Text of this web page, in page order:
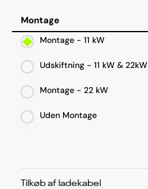
Montage
Montage - 11 kW
Udskiftning - 11 kW & 22kW
Montage - 22 kW
Uden Montage
Tilkøb af ladekabel